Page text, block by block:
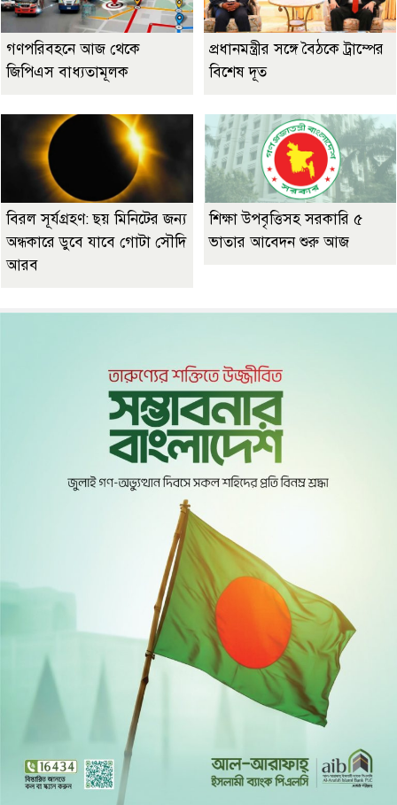
গণপরিবহনে আজ থেকে
জিপিএস বাধ্যতামূলক
প্রধানমন্ত্রীর সঙ্গে বৈঠকে ট্রাম্পের
বিশেষ দূত
বিরল সূর্যগ্রহণ: ছয় মিনিটের জন্য
অন্ধকারে ডুবে যাবে গোটা সৌদি
আরব
শিক্ষা উপবৃত্তিসহ সরকারি ৫
ভাতার আবেদন শুরু আজ